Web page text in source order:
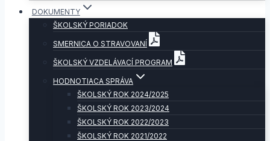
DOKUMENTY
ŠKOLSKÝ PORIADOK
SMERNICA O STRAVOVANÍ
ŠKOLSKÝ VZDELÁVACÍ PROGRAM
HODNOTIACA SPRÁVA
ŠKOLSKÝ ROK 2024/2025
ŠKOLSKÝ ROK 2023/2024
ŠKOLSKÝ ROK 2022/2023
ŠKOLSKÝ ROK 2021/2022